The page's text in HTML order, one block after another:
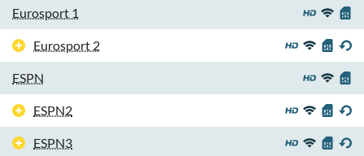
Eurosport 1
Eurosport 2
ESPN
ESPN2
ESPN3